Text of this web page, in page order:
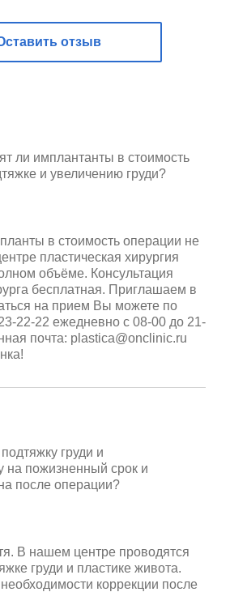
отзыв
ли имплантанты в стоимость
и увеличению груди?
в стоимость операции не
пластическая хирургия
объёме. Консультация
бесплатная. Приглашаем в
на прием Вы можете по
22-22 ежедневно с 08-00 до 21-
почта: plastica@onclinic.ru
груди и
на пожизненный срок и
после операции?
В нашем центре проводятся
груди и пластике живота.
коррекции после